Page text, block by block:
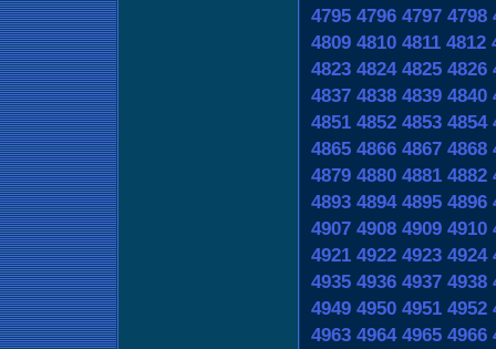
4795 4796 4797 4798
4809 4810 4811 4812
4823 4824 4825 4826
4837 4838 4839 4840
4851 4852 4853 4854
4865 4866 4867 4868
4879 4880 4881 4882
4893 4894 4895 4896
4907 4908 4909 4910
4921 4922 4923 4924
4935 4936 4937 4938
4949 4950 4951 4952
4963 4964 4965 4966